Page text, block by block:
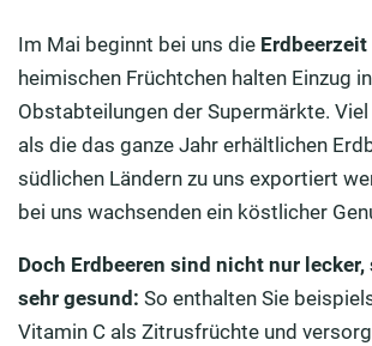
Die Erdbeere: Nuss oder Beere?
Viele Vitamine, wenige Kalorien!
Brainfood: Verbessern Erdbeeren
Gedächtnis?
Aus ernährungsphysiologischer Sicht:
die Erdbeere
Im Mai beginnt bei uns die Erdbeerzeit
heimischen Früchtchen halten Einzug
Obstabteilungen der Supermärkte.
als die das ganze Jahr erhältlichen
südlichen Ländern zu uns exportiert
bei uns wachsenden ein köstlicher
Doch Erdbeeren sind nicht nur lecker,
sehr gesund: So enthalten Sie
Vitamin C als Zitrusfrüchte und